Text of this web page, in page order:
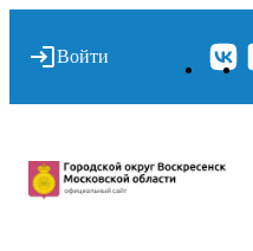
Войти